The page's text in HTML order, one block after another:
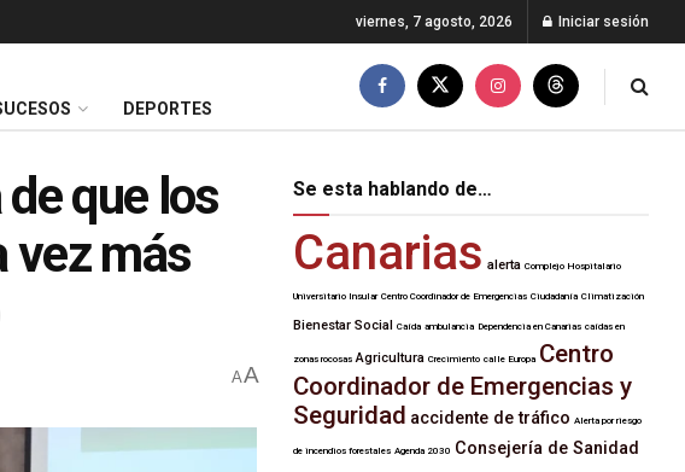
viernes, 7 agosto, 2026 Iniciar sesión
DEPORTES
que los
vez más
AA
Se esta hablando de…
Canarias alerta Complejo Hospitalario
Universitario Insular Centro Coordinador de Emergencias Ciudadanía Climatización
Bienestar Social Caída ambulancia Dependencia en Canarias caídas en
zonas rocosas Agricultura Crecimiento calle Europa Centro
Coordinador de Emergencias y
Seguridad accidente de tráfico Alerta por riesgo
de incendios forestales Agenda 2030 Consejería de Sanidad